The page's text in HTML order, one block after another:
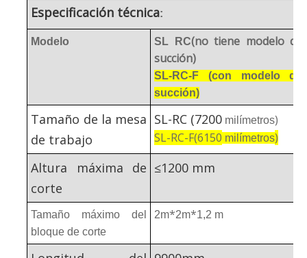
Especificación técnica:
Modelo SL RC(no tiene modelo de
succión)
SL-RC-F (con modelo de
succión)
Tamaño de la mesa
de trabajo
SL-RC (7200 milímetros)
SL-RC-F(6150 milímetros)
Altura máxima de
corte
≤1200 mm
Tamaño máximo del
bloque de corte
2m*2m*1,2 m